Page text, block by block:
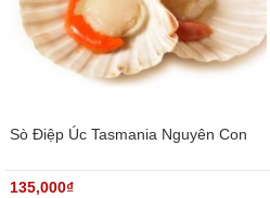
Sò Điệp Úc Tasmania Nguyên Con
135,000₫